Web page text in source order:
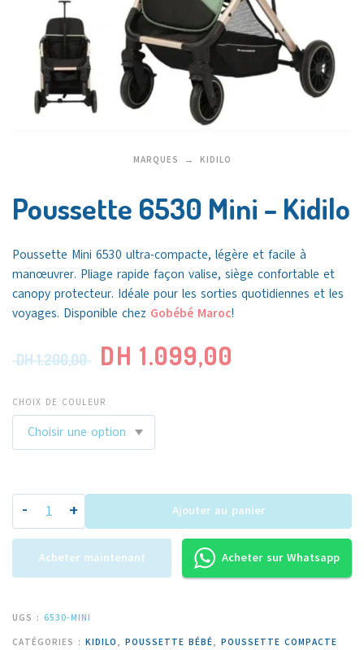
MARQUES KIDILO
Poussette 6530 Mini – Kidilo
Poussette Mini 6530 ultra-compacte, légère et facile à
manœuvrer. Pliage rapide façon valise, siège confortable et
canopy protecteur. Idéale pour les sorties quotidiennes et les
voyages. Disponible chez Gobébé Maroc!
DH1.200,00 DH 1.099,00
CHOIX DE COULEUR
- + Ajouter au panier
Acheter maintenant Acheter sur Whatsapp
UGS : 6530-MINI
CATÉGORIES : KIDILO , POUSSETTE BÉBÉ, POUSSETTE COMPACTE